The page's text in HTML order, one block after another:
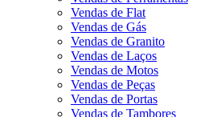
Vendas de Flat
Vendas de Gás
Vendas de Granito
Vendas de Laços
Vendas de Motos
Vendas de Peças
Vendas de Portas
Vendas de Tambores